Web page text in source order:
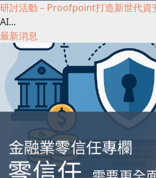
研討活動－Proofpoint打造新世代資
AI...
最新消息